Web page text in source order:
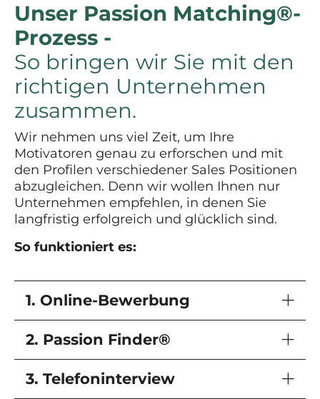
Unser Passion Matching®-
Prozess -
So bringen wir Sie mit den
richtigen Unternehmen
zusammen.
Wir nehmen uns viel Zeit, um Ihre
Motivatoren genau zu erforschen und mit
den Profilen verschiedener Sales Positionen
abzugleichen. Denn wir wollen Ihnen nur
Unternehmen empfehlen, in denen Sie
langfristig erfolgreich und glücklich sind.
So funktioniert es:
1. Online-Bewerbung
2. Passion Finder®
3. Telefoninterview